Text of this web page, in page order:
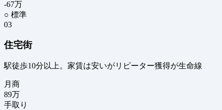
-67万
○ 標準
03
住宅街
駅徒歩10分以上。家賃は安いがリピーター獲得が生命線
月商
89万
手取り